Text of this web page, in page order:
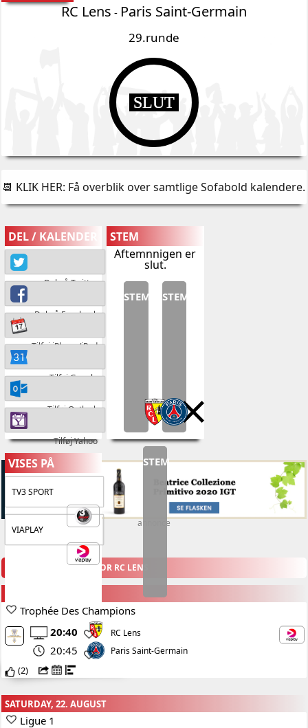
RC Lens - Paris Saint-Germain
29.runde
SLUT
📆 KLIK HER: Få overblik over samtlige Sofabold kalendere.
DEL / KALENDER
Del på Twitter
Del på Facebook
Tilføj iPhone/iPad
Tilføj Google
Tilføj Outlook
Tilføj Yahoo
STEM
Aftemnnigen er
slut.
STEM STEM
STEM
VISES PÅ
TV3 SPORT
VIAPLAY
annonce
KOMMENDE KAMPE FOR RC LENS
Trophée Des Champions
20:40
20:45
RC Lens
Paris Saint-Germain
(2)
SATURDAY, 22. AUGUST
Ligue 1